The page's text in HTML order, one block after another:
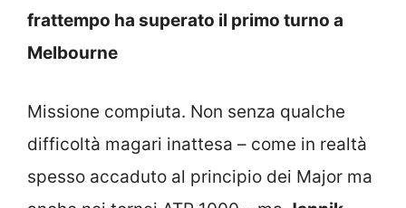
frattempo ha superato il primo turno a
Melbourne
Missione compiuta. Non senza qualche
difficoltà magari inattesa – come in realtà
spesso accaduto al principio dei Major ma